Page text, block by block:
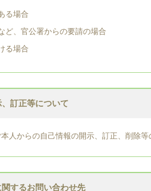
る場合
ど、官公署からの要請の場合
る場合
訂正等について
人からの自己情報の開示、訂正、削除
するお問い合わせ先